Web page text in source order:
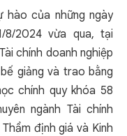
hào của những ngày
8/2024 vừa qua, tại
chính doanh nghiệp
giảng và trao bằng
chính quy khóa 58
ngành Tài chính
định giá và Kinh